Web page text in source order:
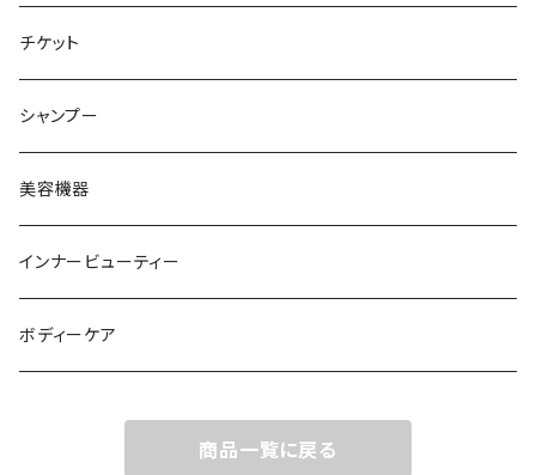
チケット
シャンプー
美容機器
インナービューティー
ボディーケア
商品一覧に戻る